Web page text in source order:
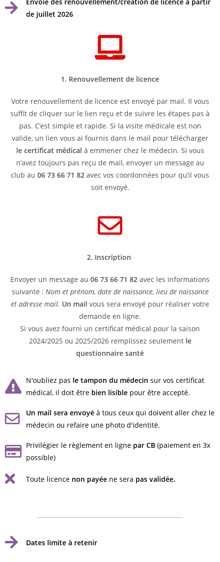
de juillet 2026
1. Renouvellement de licence
Votre renouvellement de licence est envoyé par mail. Il vous
suffit de cliquer sur le lien reçu et de suivre les étapes pas à
pas. C’est simple et rapide. Si la visite médicale est non
valide, un lien vous ai fournis dans le mail pour télécharger
le certificat médical à emmener chez le médecin. Si vous
n’avez toujours pas reçu de mail, envoyer un message au
club au 06 73 66 71 82 avec vos coordonnées pour qu’il vous
soit envoyé.
2. Inscription
Envoyer un message au 06 73 66 71 82 avec les informations
suivante : Nom et prénom, date de naissance, lieu de naissance
et adresse mail. Un mail vous sera envoyé pour réaliser votre
demande en ligne.
Si vous avez fourni un certificat médical pour la saison
2024/2025 ou 2025/2026 remplissez seulement le
questionnaire santé
N'oubliez pas le tampon du médecin sur vos certificat
médical, il doit être bien lisiblepour être accepté.
Un mail sera envoyéà tous ceux qui doivent aller chez le
médecin ou refaire une photo d'identité.
Privilégier le règlement en ligne par CB(paiement en 3x
possible)
Toute licence non payéene sera pas validée.
Dates limite à retenir